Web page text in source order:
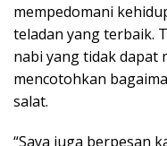
mempedomani
teladan yang terbaik.
nabi yang tidak dapat
mencotohkan
salat.
“Saya juga berpesan